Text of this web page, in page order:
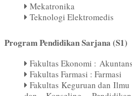
Mekatronika
Teknologi Elektromedis
Program Pendidikan Sarjana (S1)
Fakultas Ekonomi :
Fakultas Farmasi : Farmasi
Fakultas Keguruan dan